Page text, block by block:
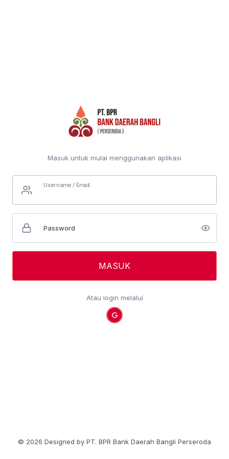
Masuk untuk mulai menggunakan aplikasi
Username / Email
Password
MASUK
Atau login melalui
© 2026 Designed by PT. BPR Bank Daerah Bangli Perseroda